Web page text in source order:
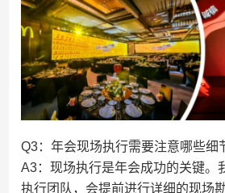
Q3：年会现场执行需要注意哪些细
A3：现场执行是年会成功的关键。
执行团队，会提前进行详细的现场